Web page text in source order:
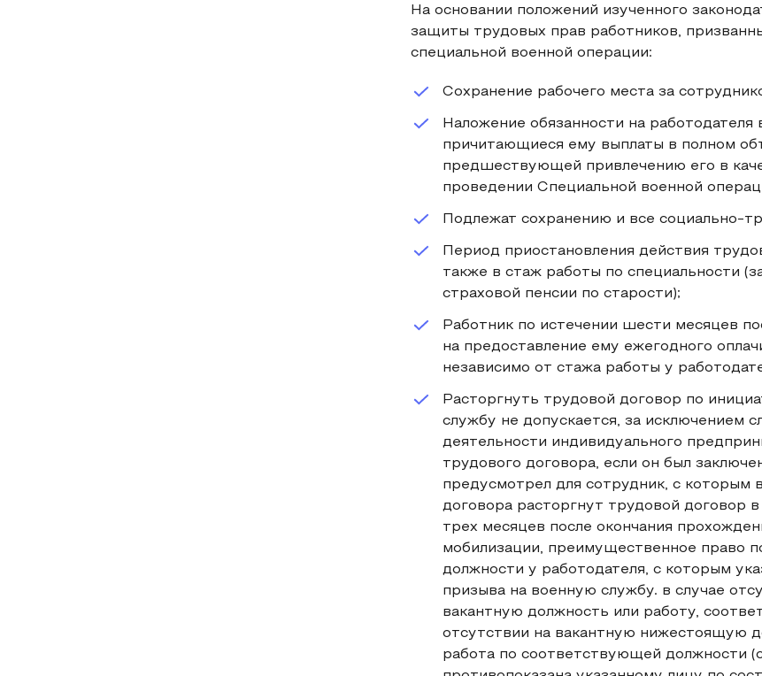
На основании положений изученного
защиты трудовых прав работников,
специальной военной операции:
Сохранение рабочего места за
Наложение обязанности на
причитающиеся ему выплаты в полном
предшествующей привлечению его в
проведении Специальной военной
Подлежат сохранению и все социально-
Период приостановления действия
также в стаж работы по специальности
страховой пенсии по старости);
Работник по истечении шести месяцев
на предоставление ему ежегодного
независимо от стажа работы у
Расторгнуть трудовой договор по
службу не допускается, за исключением
деятельности индивидуального
трудового договора, если он был
предусмотрел для сотрудник, с которым
договора расторгнут трудовой договор
трех месяцев после окончания
мобилизации, преимущественное право
должности у работодателя, с которым
призыва на военную службу. в случае
вакантную должность или работу,
отсутствии на вакантную нижестоящую
работа по соответствующей должности